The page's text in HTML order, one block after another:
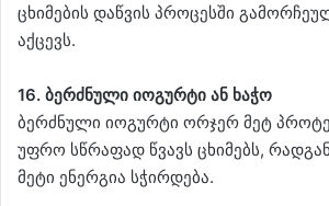
ცხიმების დაწვის პროცესში
აქცევს.
16. ბერძნული იოგურტი ან ხაჭო
ბერძნული იოგურტი ორჯერ მეტ
უფრო სწრაფად წვავს ცხიმებს,
მეტი ენერგია სჭირდება.